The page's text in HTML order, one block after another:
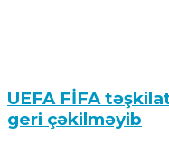
UEFA FİFA
geri çəkilməyib